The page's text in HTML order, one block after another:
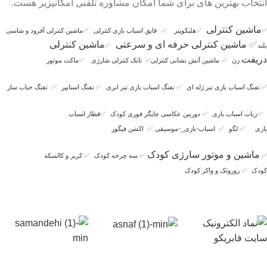
انتخاب بهترین های برای شما امکان مشاوره تلفنی امکانپزیر هست.
✅ماشین کنترلی ✅هلیکوپتر ✅ قایق اسباب بازی کنترلی ✅ماشین کنترلی آفرود و شاسی
بلند ✅ ماشین کنترلی حرفه ای و سرعتی ✅ماشین کنترلی
دریفت زن ✅ ماشین آتش نشانی کنترلی✅ تانک کنترلی شارژی ✅ماکت موتور
✅ تفنگ اسباب بازی تیر ژله ای ✅ تفنگ اسباب بازی تیر ابری ✅ تفنگ اسنایپر ✅ تفنگ حباب ساز
✅ربات اسباب بازی ✅ دوربین عکاسی چاپگر فوری کودک ✅قطار اسباب
بازی ✅ لگو ✅ اسباب-بازی_-موسیقی ✅ اکشن فیگور
✅ ماشین و موتور سارژی کودک ✅ سه چرخه کودک ✅کریر و کالسکه
کودک ✅ روروئک و واکر کودک